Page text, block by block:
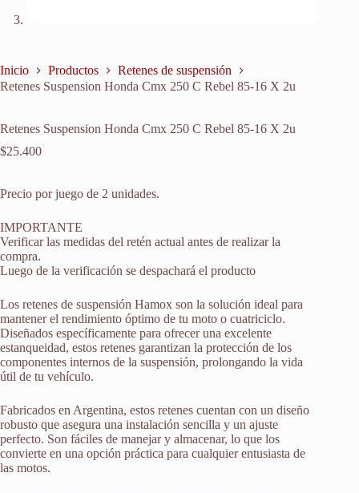
Inicio Productos
Retenes de suspensión
Retenes Suspension Honda Cmx 250 C Rebel 85-16 X 2u
Retenes Suspension Honda Cmx 250 C Rebel 85-16 X 2u
$25.400
Precio por juego de 2 unidades.
IMPORTANTE
Verificar las medidas del retén actual antes de realizar la
compra.
Luego de la verificación se despachará el producto
Los retenes de suspensión Hamox son la solución ideal para
mantener el rendimiento óptimo de tu moto o cuatriciclo.
Diseñados específicamente para ofrecer una excelente
estanqueidad, estos retenes garantizan la protección de los
componentes internos de la suspensión, prolongando la vida
útil de tu vehículo.
Fabricados en Argentina, estos retenes cuentan con un diseño
robusto que asegura una instalación sencilla y un ajuste
perfecto. Son fáciles de manejar y almacenar, lo que los
convierte en una opción práctica para cualquier entusiasta de
las motos.